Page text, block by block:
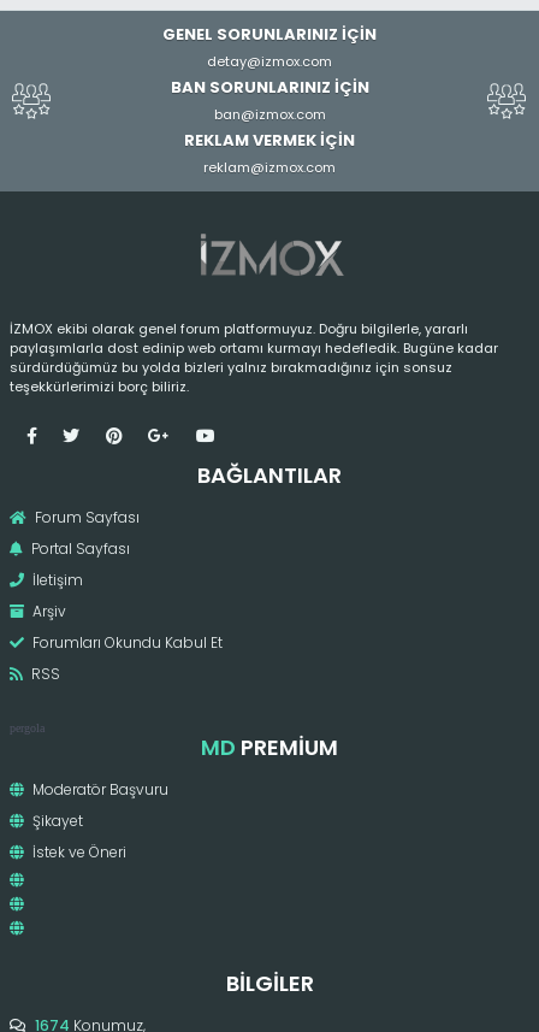
GENEL SORUNLARINIZ İÇİN
detay@izmox.com
BAN SORUNLARINIZ İÇİN
ban@izmox.com
REKLAM VERMEK İÇİN
reklam@izmox.com
İZMOX ekibi olarak genel forum platformuyuz. Doğru bilgilerle, yararlı
paylaşımlarla dost edinip web ortamı kurmayı hedefledik. Bugüne kadar
sürdürdüğümüz bu yolda bizleri yalnız bırakmadığınız için sonsuz
teşekkürlerimizi borç biliriz.
BAĞLANTILAR
Forum Sayfası
Portal Sayfası
İletişim
Arşiv
Forumları Okundu Kabul Et
RSS
pergola
MD PREMIUM
Moderatör Başvuru
Şikayet
İstek ve Öneri
BILGILER
1674 Konumuz,